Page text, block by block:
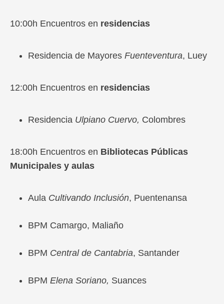
10:00h Encuentros en residencias
Residencia de Mayores Fuenteventura, Luey
12:00h Encuentros en residencias
Residencia Ulpiano Cuervo, Colombres
18:00h Encuentros en Bibliotecas Públicas
Municipales y aulas
Aula Cultivando Inclusión, Puentenansa
BPM Camargo, Maliaño
BPM Central de Cantabria, Santander
BPM Elena Soriano, Suances